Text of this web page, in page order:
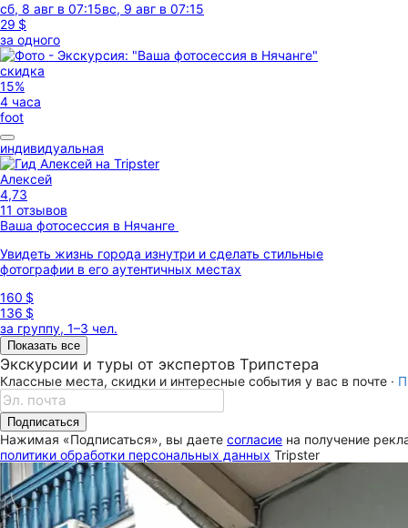
сб, 8 авг в 07:15вс, 9 авг в 07:15
29 $
за одного
скидка
15%
4 часа
foot
индивидуальная
Алексей
4,73
11 отзывов
Ваша фотоcессия в Нячанге
Увидеть жизнь города изнутри и сделать стильные
фотографии в его аутентичных местах
160 $
136 $
за группу, 1–3 чел.
Показать все
Экскурсии и туры от экспертов Трипстера
Классные места, скидки и интересные события у вас в почте ·
Подписаться
Нажимая «Подписаться», вы даете согласие на получение
политики обработки персональных данных Tripster